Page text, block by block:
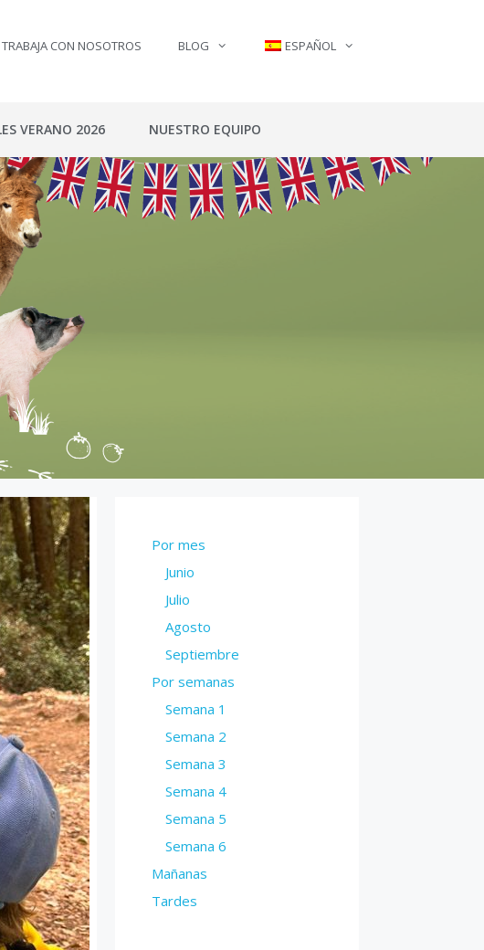
TRABAJA CON NOSOTROS BLOG ESPAÑOL
VERANO 2026 NUESTRO EQUIPO
Por mes
Junio
Julio
Agosto
Septiembre
Por semanas
Semana 1
Semana 2
Semana 3
Semana 4
Semana 5
Semana 6
Mañanas
Tardes